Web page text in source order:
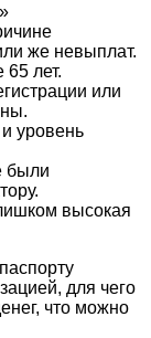
же невыплат.
лет.
или
уровень
были
высокая
для чего
что можно